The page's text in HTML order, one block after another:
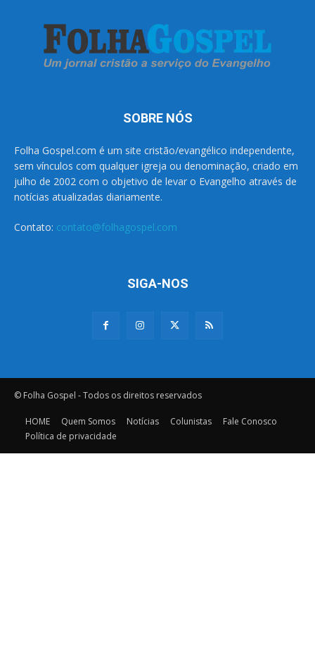
SOBRE NÓS
Folha Gospel.com é um site cristão/evangélico independente,
sem vínculos com qualquer igreja ou denominação, criado em
julho de 2002 com o objetivo de levar o Evangelho através de
notícias atualizadas diariamente.
Contato: contato@folhagospel.com
SIGA-NOS
© Folha Gospel - Todos os direitos reservados
HOME Quem Somos Notícias Colunistas
Fale Conosco
Política de privacidade